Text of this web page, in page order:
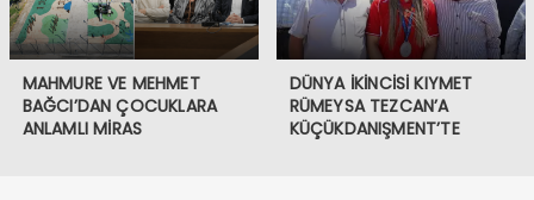
MAHMURE VE MEHMET
BAĞCI’DAN ÇOCUKLARA
ANLAMLI MİRAS
DÜNYA İKİNCİSİ KIYMET
RÜMEYSA TEZCAN’A
KÜÇÜKDANIŞMENT’TE